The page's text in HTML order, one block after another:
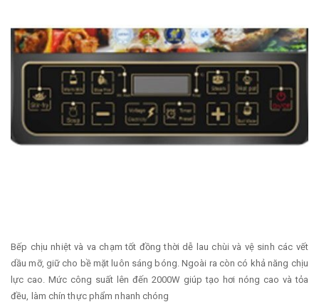
Bếp chịu nhiệt và va chạm tốt đồng thời dễ lau chùi và vệ sinh các vết
dầu mỡ, giữ cho bề mặt luôn sáng bóng. Ngoài ra còn có khả năng chịu
lực cao. Mức công suất lên đến 2000W giúp tạo hơi nóng cao và tỏa
đều, làm chín thực phẩm nhanh chóng